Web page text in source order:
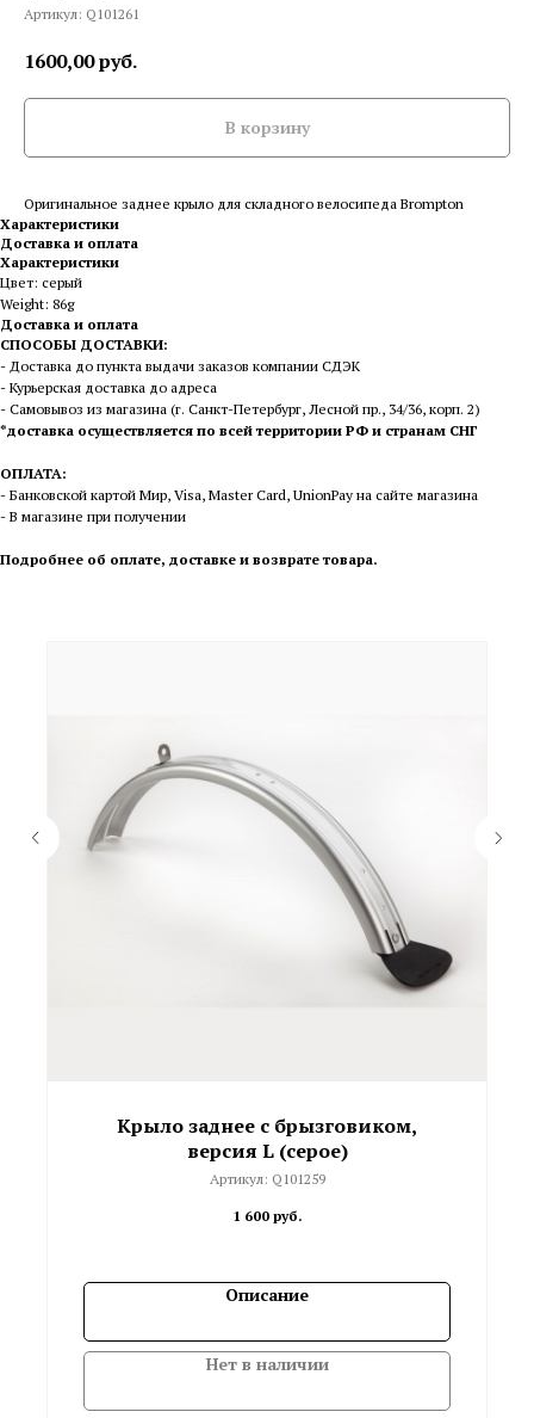
Артикул: Q101261
1600,00руб.
В корзину
Оригинальное заднее крыло для складного велосипеда Brompton
Характеристики
Доставка и оплата
Характеристики
Цвет: серый
Weight: 86g
Доставка и оплата
СПОСОБЫ ДОСТАВКИ:
- Доставка до пункта выдачи заказов компании СДЭК
- Курьерская доставка до адреса
- Самовывоз из магазина (г. Санкт-Петербург, Лесной пр., 34/36, корп. 2)
*доставка осуществляется по всей территории РФ и странам СНГ
ОПЛАТА:
- Банковской картой Мир, Visa, Master Card, UnionPay на сайте магазина
- В магазине при получении
Подробнее об оплате, доставке и возврате товара.
Крыло заднее с брызговиком,
версия L (серое)
Артикул: Q101259
1 600 руб.
Описание
Нет в наличии